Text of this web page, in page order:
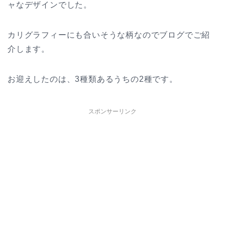
ャなデザインでした。
カリグラフィーにも合いそうな柄なのでブログでご紹
介します。
お迎えしたのは、3種類あるうちの2種です。
スポンサーリンク